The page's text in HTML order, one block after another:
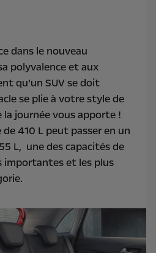
dans le nouveau
polyvalence et aux
qu’un SUV se doit
se plie à votre style de
la journée vous apporte !
410 L peut passer en un
L, une des capacités de
importantes et les plus